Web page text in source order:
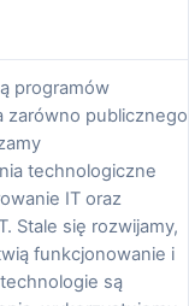
programów
zarówno publicznego
technologiczne
IT oraz
Stale się rozwijamy,
funkcjonowanie i
są